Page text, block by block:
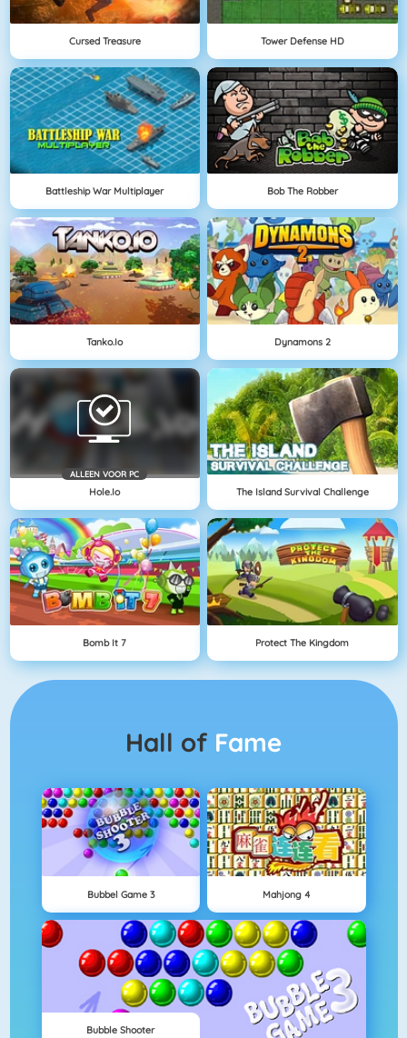
Cursed Treasure Tower Defense HD
Battleship War Multiplayer Bob The Robber
Tanko.io Dynamons 2
ALLEEN VOOR PC
Hole.io The Island Survival Challenge
Bomb It 7 Protect The Kingdom
Hall of Fame
Bubbel Game 3 Mahjong 4
Bubble Shooter